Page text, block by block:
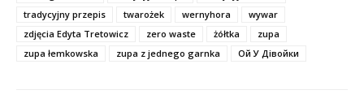
tradycyjny przepis
twarożek wernyhora
wywar
zdjęcia Edyta Tretowicz
zero waste żółtka
zupa
zupa łemkowska
zupa z jednego garnka Ой У Дівойки